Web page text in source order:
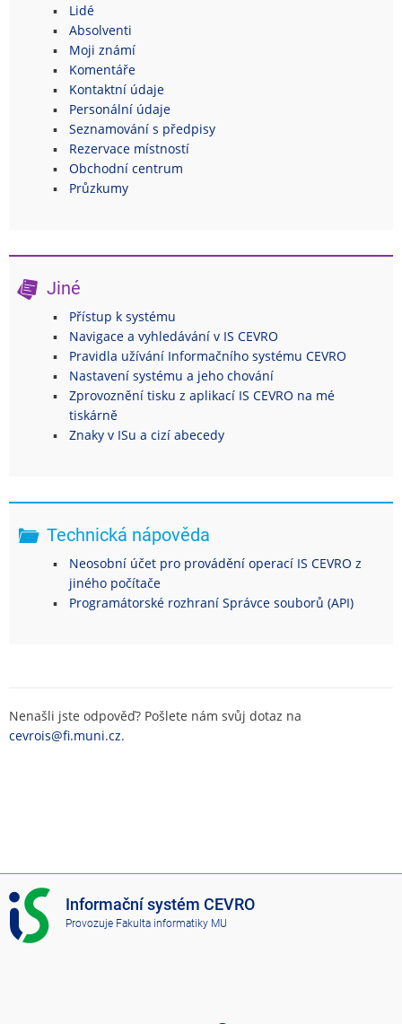
Lidé
Absolventi
Moji známí
Komentáře
Kontaktní údaje
Personální údaje
Seznamování s předpisy
Rezervace místností
Obchodní centrum
Průzkumy
Jiné
Přístup k systému
Navigace a vyhledávání v IS CEVRO
Pravidla užívání Informačního systému CEVRO
Nastavení systému a jeho chování
Zprovoznění tisku z aplikací IS CEVRO na mé
tiskárně
Znaky v ISu a cizí abecedy
Technická nápověda
Neosobní účet pro provádění operací IS CEVRO z
jiného počítače
Programátorské rozhraní Správce souborů (API)
Nenašli jste odpověď? Pošlete nám svůj dotaz na
cevrois@fi.muni.cz.
I
S
C
Informační systém CEVRO
Provozuje Fakulta informatiky MU